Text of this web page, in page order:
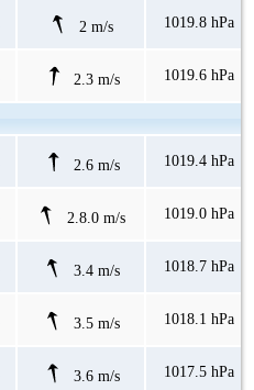
2 m/s 1019.8 hPa
2.3 m/s 1019.6 hPa
2.6 m/s 1019.4 hPa
2.8.0 m/s 1019.0 hPa
3.4 m/s 1018.7 hPa
3.5 m/s 1018.1 hPa
3.6 m/s 1017.5 hPa